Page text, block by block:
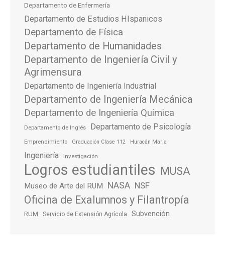
Departamento de Enfermería
Departamento de Estudios HIspanicos
Departamento de Física
Departamento de Humanidades
Departamento de Ingeniería Civil y
Agrimensura
Departamento de Ingeniería Industrial
Departamento de Ingeniería Mecánica
Departamento de Ingeniería Química
Departamento de Inglés Departamento de Psicología
Emprendimiento Graduación Clase 112 Huracán María
Ingeniería Investigación
Logros estudiantiles MUSA
Museo de Arte del RUM NASA NSF
Oficina de Exalumnos y Filantropía
RUM Servicio de Extensión Agrícola Subvención